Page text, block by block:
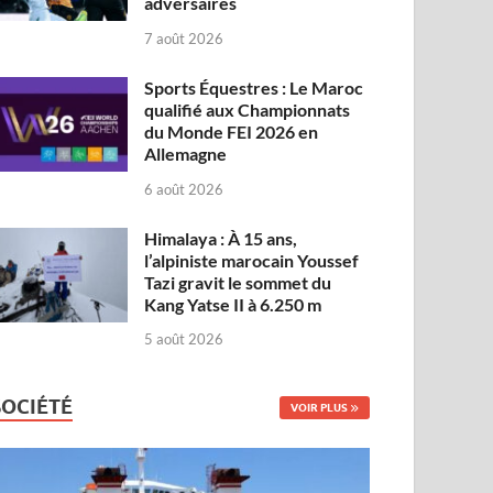
7 août 2026
Sports Équestres : Le Maroc
qualifié aux Championnats
du Monde FEI 2026 en
Allemagne
6 août 2026
Himalaya : À 15 ans,
l’alpiniste marocain Youssef
Tazi gravit le sommet du
Kang Yatse II à 6.250 m
5 août 2026
VOIR PLUS